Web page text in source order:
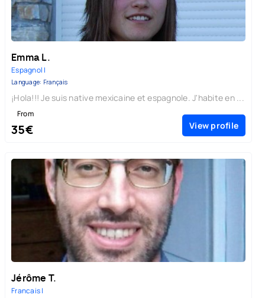
Emma L.
Espagnol |
Language: Français
¡Hola!!! Je suis native mexicaine et espagnole. J'habite en ...
From
35€ View profile
Jérôme T.
Francais |